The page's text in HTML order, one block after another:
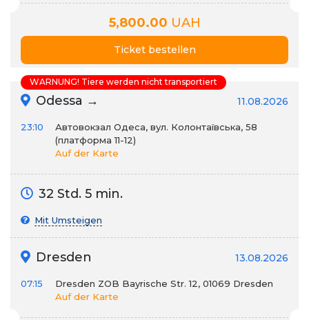
5,800.00 UAH
Ticket bestellen
Odessa → 11.08.2026
23:10
Автовокзал Одеса, вул. Колонтаївська, 58
(платформа 11-12)
Auf der Karte
32 Std. 5 min.
Mit Umsteigen
Dresden 13.08.2026
07:15
Dresden ZOB Bayrische Str. 12, 01069 Dresden
Auf der Karte
WARNUNG! Tiere werden nicht transportiert